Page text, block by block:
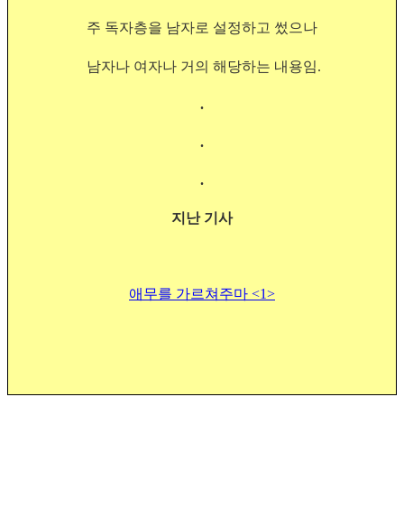
주 독자층을 남자로 설정하고 썼으나
남자나 여자나 거의 해 당하는 내용임.
.
.
.
지난 기사
애무를 가르쳐주마 <1>